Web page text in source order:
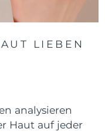
LIEBEN
analysieren
Haut auf jeder
Lieferung
Lieferung